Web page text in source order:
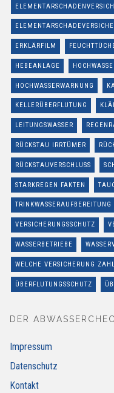
ERKLÄRFILM
HEBEANLAGE
HOCHWASSERWARNUNG
KELLERÜBERFLUTUNG
LEITUNGSWASSER
RÜCKSTAU IRRTÜMER
RÜCKSTAUVERSCHLUSS
STARKREGEN FAKTEN
TRINKWASSERAUFBEREITUNG
VERSICHERUNGSSCHUTZ
WASSERBETRIEBE
WELCHE VERSICHERUNG
ÜBERFLUTUNGSSCHUTZ
DER
Impressum
Datenschutz
Kontakt